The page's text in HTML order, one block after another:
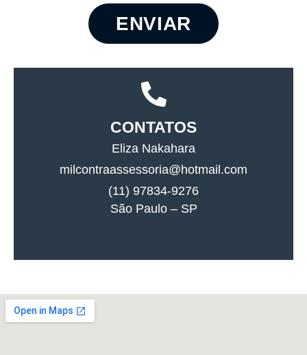
ENVIAR
CONTATOS
Eliza Nakahara
milcontraassessoria@hotmail.com
(11) 97834-9276
São Paulo – SP